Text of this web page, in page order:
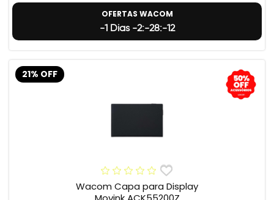
OFERTAS WACOM
-1 Dias -2:-28:-13
21% OFF
Wacom Capa para Display